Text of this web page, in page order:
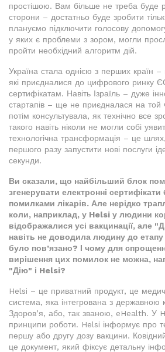
простішою. Вам більше не треба буде
сторони – достатньо буде зробити
плануємо підключити голосову
у яких є проблеми з зором, могли
пройти необхідний алгоритм дій.
Україна стала однією з перших країн
які приєдналися до цифрового ринку
сертифікатам. Навіть Ізраїль – дуже
стартапів – ще не приєдналася на
потім консультувала, як технічно все
такого навіть ніколи не могли собі
технологічна трансформація – це
першого разу запустити нові послуги
секунди.
Ви сказали, що найбільший блок
згенерувати електронні сертифікати
помилками лікарів. Але нерідко
коли, наприклад, у Helsi у людини
відображалися усі вакцинації, але
навіть не доводила людину до
було пов’язано? І чому для
вирішення цих помилок не можна,
"Дію" і Helsi?
Helsi – це приватний продукт, це
система, яка інтегрована з
Здоров’я, або, так званою, eHealth. У
принципи роботи. Helsi інформує про
першу або другу дозу вакцини.
це документ, який фіксує детальну